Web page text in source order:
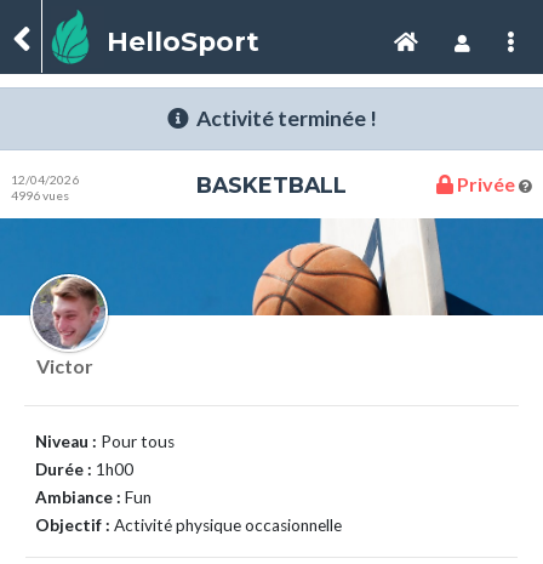
HelloSport
Activité terminée !
12/04/2026
4996 vues
BASKETBALL Privée
Victor
Niveau : Pour tous
Durée : 1h00
Ambiance : Fun
Objectif : Activité physique occasionnelle